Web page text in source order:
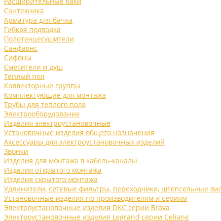
Сантехника
Арматура для бачка
Гибкая подводка
Полотенцесушители
Санфаянс
Сифоны
Смесители и душ
Теплый пол
Коллекторные группы
Комплектующие для монтажа
Трубы для теплого пола
Электрооборудование
Изделия электроустановочные
Установочные изделия общего назначения
Аксессуары для электроустановочных изделий
Звонки
Изделия для монтажа в кабель-каналы
Изделия открытого монтажа
Изделия скрытого монтажа
Удлинители, сетевые фильтры, переходники, штепсельные
Установочные изделия по производителям и сериям
Электроустановочные изделия DKC серии Brava
Электроустановочные изделия Legrand серии Celiane